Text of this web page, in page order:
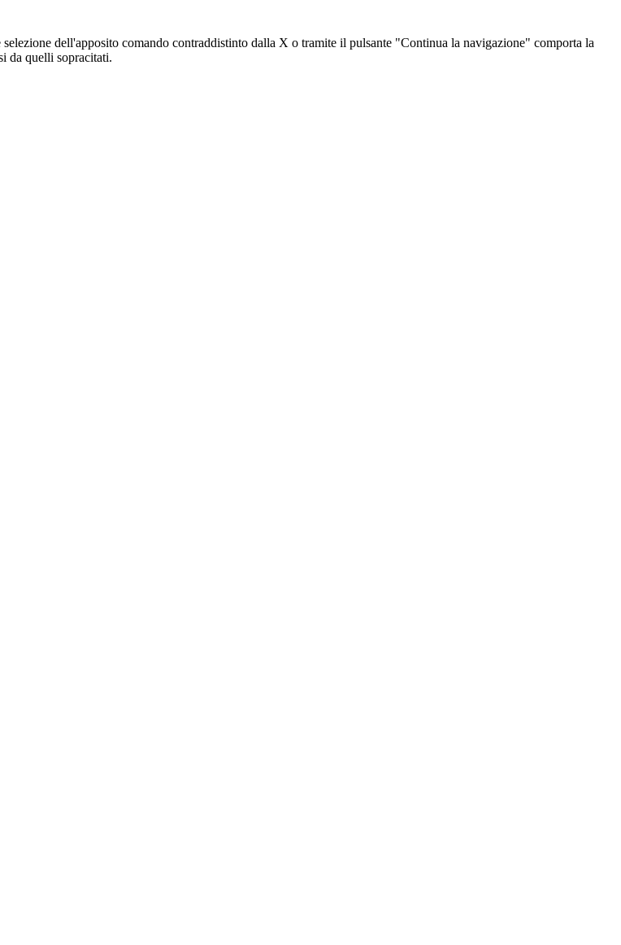
dell'apposito comando contraddistinto dalla X o tramite il pulsante "Continua la navigazione" comporta la
da quelli sopracitati.